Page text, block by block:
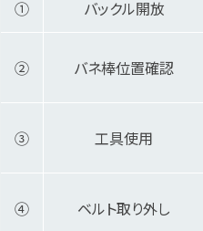
① バックル開放
② バネ棒位置確認
③ 工具使用
④ ベルト取り外し